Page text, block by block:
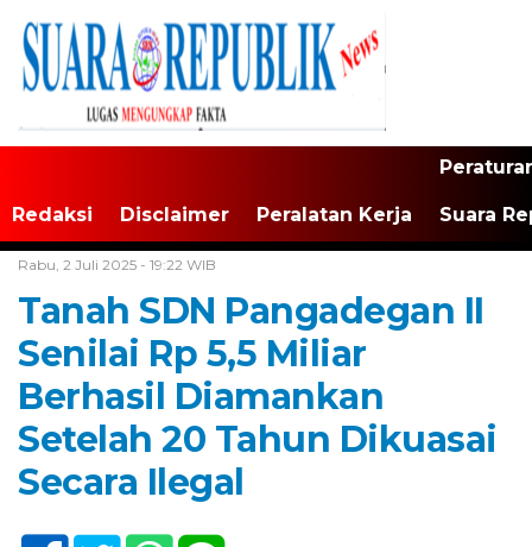
Redaksi Disclaimer Peralatan Kerja Suara
Rabu, 2 Juli 2025 - 19:22 WIB
Tanah SDN Pangadegan II
Senilai Rp 5,5 Miliar
Berhasil Diamankan
Setelah 20 Tahun Dikuasai
Secara Ilegal